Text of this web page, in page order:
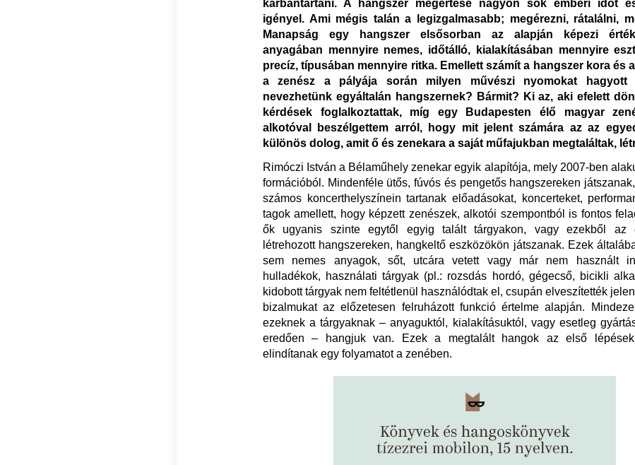
karbantartani. A hangszer megértése nagyon sok emberi időt
igényel. Ami mégis talán a legizgalmasabb; megérezni, rátalálni,
Manapság egy hangszer elsősorban az alapján képezi
anyagában mennyire nemes, időtálló, kialakításában mennyire
precíz, típusában mennyire ritka. Emellett számít a hangszer kora és
a zenész a pályája során milyen művészi nyomokat hagyott
nevezhetünk egyáltalán hangszernek? Bármit? Ki az, aki efelett
kérdések foglalkoztattak, míg egy Budapesten élő magyar
alkotóval beszélgettem arról, hogy mit jelent számára az az
különös dolog, amit ő és zenekara a saját műfajukban megtaláltak,
Rimóczi István a Bélaműhely zenekar egyik alapítója, mely 2007-ben
formációból. Mindenféle ütős, fúvós és pengetős hangszereken
számos koncerthelyszínein tartanak előadásokat, koncerteket,
tagok amellett, hogy képzett zenészek, alkotói szempontból is fontos
ők ugyanis szinte egytől egyig talált tárgyakon, vagy ezekből az
létrehozott hangszereken, hangkeltő eszközökön játszanak. Ezek
sem nemes anyagok, sőt, utcára vetett vagy már nem használt
hulladékok, használati tárgyak (pl.: rozsdás hordó, gégecső, bicikli
kidobott tárgyak nem feltétlenül használódtak el, csupán elveszítették
bizalmukat az előzetesen felruházott funkció értelme alapján.
ezeknek a tárgyaknak – anyaguktól, kialakításuktól, vagy esetleg
eredően – hangjuk van. Ezek a megtalált hangok az első
elindítanak egy folyamatot a zenében.